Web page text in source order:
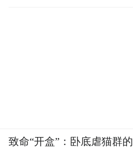
致命“开盒”：卧底虐猫群的